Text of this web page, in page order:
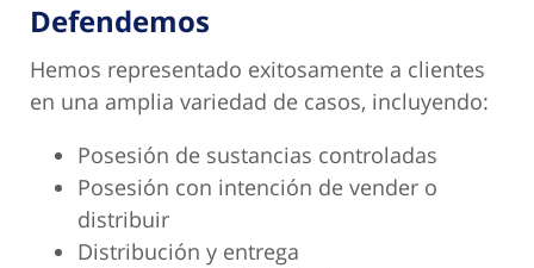
Defendemos
Hemos representado exitosamente a clientes
en una amplia variedad de casos, incluyendo:
Posesión de sustancias controladas
Posesión con intención de vender o
distribuir
Distribución y entrega